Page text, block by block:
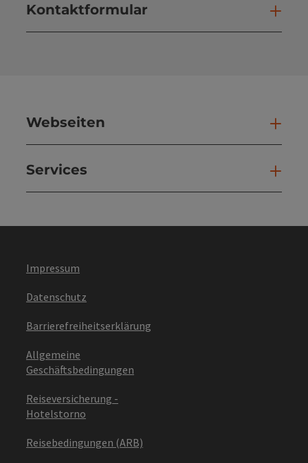
Kontaktformular
Webseiten
Services
Impressum
Datenschutz
Barrierefreiheitserklärung
Allgemeine
Geschäftsbedingungen
Reiseversicherung -
Hotelstorno
Reisebedingungen (ARB)